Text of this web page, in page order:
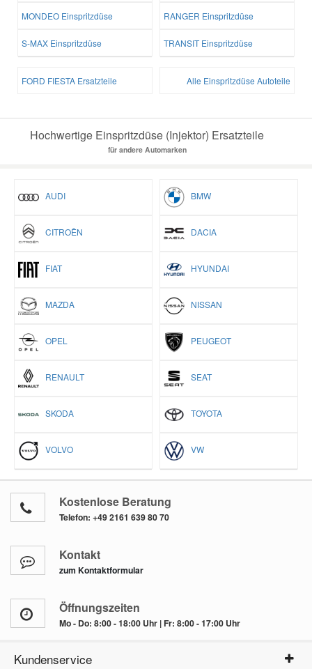
MONDEO Einspritzdüse RANGER Einspritzdüse
S-MAX Einspritzdüse TRANSIT Einspritzdüse
FORD FIESTA Ersatzteile Alle Einspritzdüse Autoteile
Hochwertige Einspritzdüse (Injektor) Ersatzteile
für andere Automarken
AUDI BMW
CITROËN DACIA
FIAT HYUNDAI
MAZDA NISSAN
OPEL PEUGEOT
RENAULT SEAT
SKODA TOYOTA
VOLVO VW
Kostenlose Beratung
Telefon: +49 2161 639 80 70
Kontakt
zum Kontaktformular
Öffnungszeiten
Mo - Do: 8:00 - 18:00 Uhr | Fr: 8:00 - 17:00 Uhr
Kundenservice